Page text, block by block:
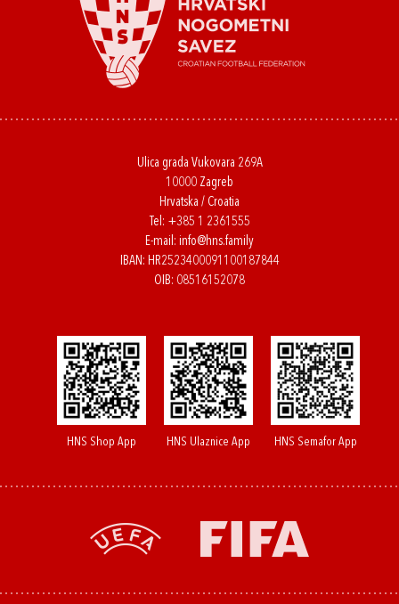
Ulica grada Vukovara 269A
10000 Zagreb
Hrvatska / Croatia
Tel: +385 1 2361555
E-mail: info@hns.family
IBAN: HR2523400091100187844
OIB: 08516152078
HNS Shop App HNS Ulaznice App HNS Semafor App